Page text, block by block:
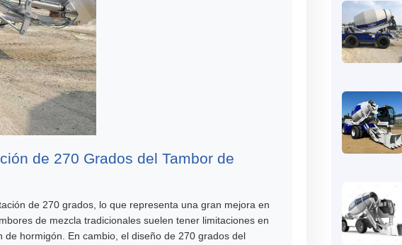
de 270 Grados del Tambor de
de 270 grados, lo que representa una gran mejora en
de mezcla tradicionales suelen tener limitaciones en
hormigón. En cambio, el diseño de 270 grados del